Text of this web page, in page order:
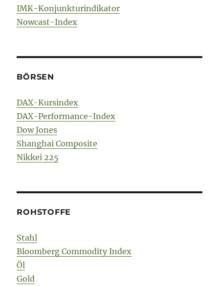
IMK-Konjunkturindikator
Nowcast-Index
BÖRSEN
DAX-Kursindex
DAX-Performance-Index
Dow Jones
Shanghai Composite
Nikkei 225
ROHSTOFFE
Stahl
Bloomberg Commodity Index
Öl
Gold